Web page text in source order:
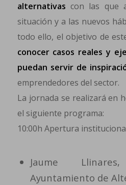
alternativas con las que
situación y a las nuevos
todo ello, el objetivo de
conocer casos reales y
puedan servir de
emprendedores del sector.
La jornada se realizará en
el siguiente programa:
10:00h Apertura
Jaume
Ayuntamiento de